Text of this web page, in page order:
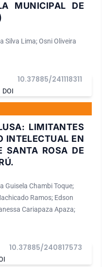
MUNICIPAL DE
Silva Lima; Osni Oliveira
DOI
10.37885/241118311
LIMITANTES
INTELECTUAL EN
SANTA ROSA DE
Guisela Chambi Toque;
Ramos; Edson
Cariapaza Apaza;
10.37885/240817573